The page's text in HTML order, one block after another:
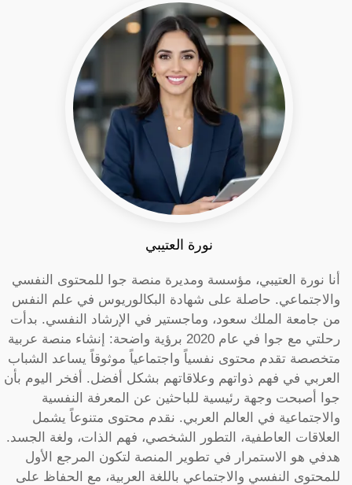
نورة العتيبي
أنا نورة العتيبي، مؤسسة ومديرة منصة جوا للمحتوى النفسي
والاجتماعي. حاصلة على شهادة البكالوريوس في علم النفس
من جامعة الملك سعود، وماجستير في الإرشاد النفسي. بدأت
رحلتي مع جوا في عام 2020 برؤية واضحة: إنشاء منصة عربية
متخصصة تقدم محتوى نفسياً واجتماعياً موثوقاً يساعد الشباب
العربي في فهم ذواتهم وعلاقاتهم بشكل أفضل. أفخر اليوم بأن
جوا أصبحت وجهة رئيسية للباحثين عن المعرفة النفسية
والاجتماعية في العالم العربي. نقدم محتوى متنوعاً يشمل
العلاقات العاطفية، التطور الشخصي، فهم الذات، ولغة الجسد.
هدفي هو الاستمرار في تطوير المنصة لتكون المرجع الأول
للمحتوى النفسي والاجتماعي باللغة العربية، مع الحفاظ على